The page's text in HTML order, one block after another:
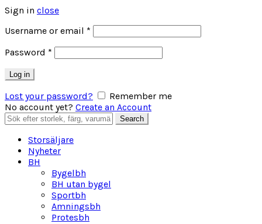
Sign in close
Username or email *
Password *
Log in
Lost your password?
Remember me
No account yet? Create an Account
Search
for:
Search
Storsäljare
Nyheter
BH
Bygelbh
BH utan bygel
Sportbh
Amningsbh
Protesbh